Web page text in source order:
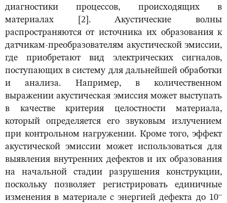
диагностики процессов, происходящих в
материалах [2]. Акустические волны
распространяются от источника их образования к
датчикам-преобразователям акустической эмиссии,
где приобретают вид электрических сигналов,
поступающих в систему для дальнейшей обработки
и анализа. Например, в количественном
выражении акустическая эмиссия может выступать
в качестве критерия целостности материала,
который определяется его звуковым излучением
при контрольном нагружении. Кроме того, эффект
акустической эмиссии может использоваться для
выявления внутренних дефектов и их образования
на начальной стадии разрушения конструкции,
поскольку позволяет регистрировать единичные
изменения в материале с энергией дефекта до 10–